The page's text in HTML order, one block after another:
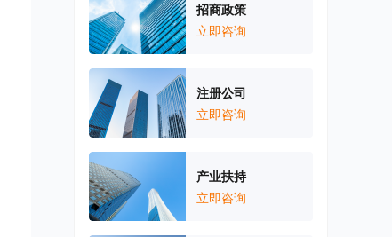
招商政策
立即咨询
注册公司
立即咨询
产业扶持
立即咨询